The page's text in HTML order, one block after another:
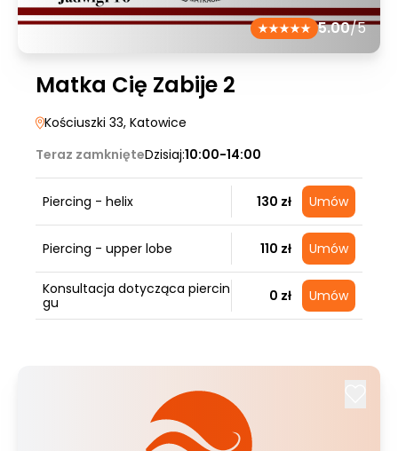
5.00/5
Matka Cię Zabije 2
Kościuszki 33, Katowice
Teraz zamknięteDzisiaj:10:00-14:00
Piercing - helix 130 zł Umów
Piercing - upper lobe 110 zł Umów
Konsultacja dotycząca piercin
gu
0 zł Umów